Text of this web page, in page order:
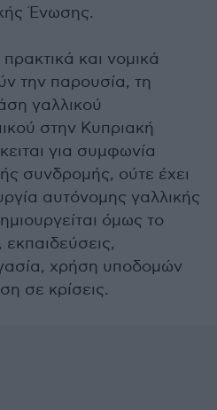
Ένωσης.
και νομικά
την παρουσία, τη
γαλλικού
στην Κυπριακή
για συμφωνία
συνδρομής, ούτε έχει
αυτόνομης γαλλικής
όμως το
εκπαιδεύσεις,
χρήση υποδομών
σε κρίσεις.